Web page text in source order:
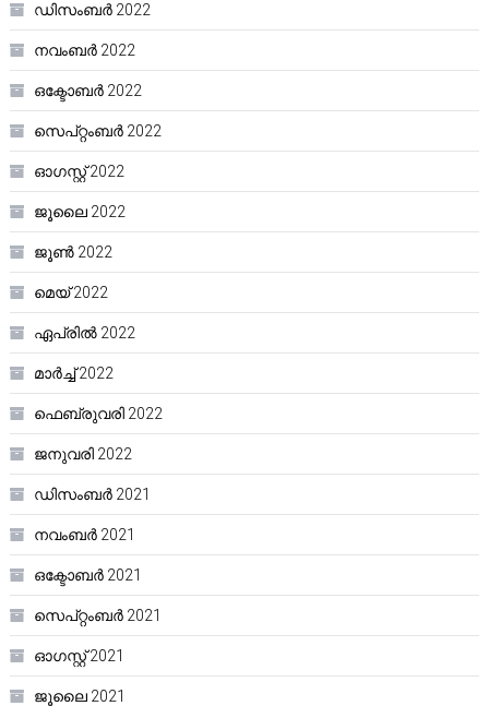
ഡിസംബർ 2022
നവംബർ 2022
ഒക്ടോബർ 2022
സെപ്റ്റംബർ 2022
ഓഗസ്റ്റ്‌ 2022
ജൂലൈ 2022
ജൂൺ 2022
മെയ്‌ 2022
ഏപ്രിൽ 2022
മാർച്ച്‌ 2022
ഫെബ്രുവരി 2022
ജനുവരി 2022
ഡിസംബർ 2021
നവംബർ 2021
ഒക്ടോബർ 2021
സെപ്റ്റംബർ 2021
ഓഗസ്റ്റ്‌ 2021
ജൂലൈ 2021